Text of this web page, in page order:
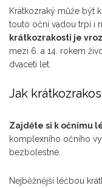
Krátkozraký může být
touto oční vadou trpí i
krátkozrakosti je
mezi 6. a 14. rokem
dvaceti let.
Jak
Zajděte si k očnímu
komplexního očního
bezbolestné.
Nejběžnější léčbou